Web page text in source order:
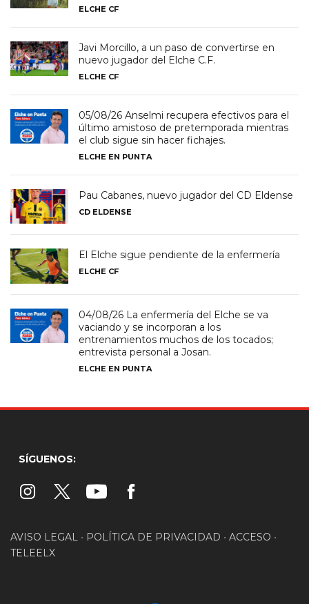
ELCHE CF
Javi Morcillo, a un paso de convertirse en
nuevo jugador del Elche C.F.
ELCHE CF
05/08/26 Anselmi recupera efectivos para el
último amistoso de pretemporada mientras
el club sigue sin hacer fichajes.
ELCHE EN PUNTA
Pau Cabanes, nuevo jugador del CD Eldense
CD ELDENSE
El Elche sigue pendiente de la enfermería
ELCHE CF
04/08/26 La enfermería del Elche se va
vaciando y se incorporan a los
entrenamientos muchos de los tocados;
entrevista personal a Josan.
ELCHE EN PUNTA
SÍGUENOS:
AVISO LEGAL • POLÍTICA DE PRIVACIDAD • ACCESO •
TELEELX